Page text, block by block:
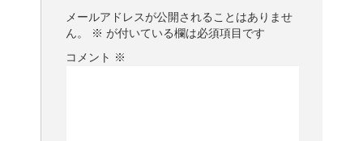
メールアドレスが公開されることはありませ
ん。
※ が付いている欄は必須項目です
コメント ※